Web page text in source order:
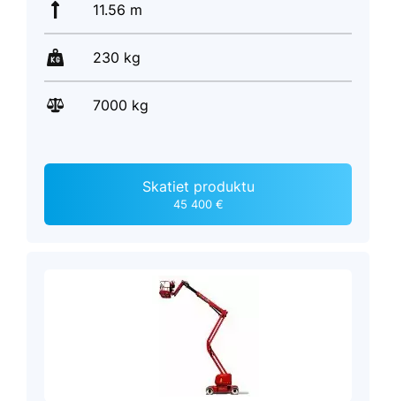
11.56 m
230 kg
7000 kg
Skatiet produktu
45 400 €